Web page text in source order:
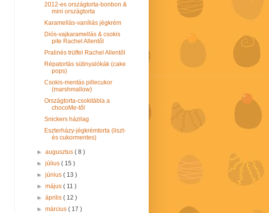
2012-es országtorta-bonbon &
mini országtorta
Karamellás-vaníliás jégkrém
Diós-vajkaramellás & csokis
pite Rachel Allentől
Pralinés trüffel Rachel Allentől
Répatortás sütinyalókák (cake
pops)
Csokis-mentás pillecukor
(marshmallow)
Országtorta-csokitábla a
chocoMe-től
Snickers házilag
Eszterházy-jégkrémtorta (liszt-
és cukormentes)
►augusztus( 8 )
►július( 15 )
►június( 13 )
►május( 11 )
►április( 12 )
►március( 17 )